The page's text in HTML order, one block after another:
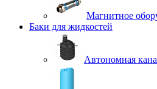
Магнитное
Баки для жидкостей
Автономная